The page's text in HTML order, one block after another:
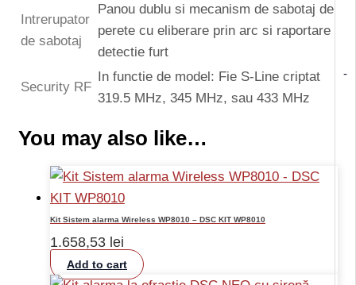
-
Intrerupator
de sabotaj
Panou dublu si mecanism de sabotaj de
perete cu eliberare prin arc si raportare
detectie furt
Security RF
In functie de model: Fie S-Line criptat
319.5 MHz, 345 MHz, sau 433 MHz
You may also like…
Kit Sistem alarma Wireless WP8010 – DSC KIT WP8010
1.658,53 lei
Add to cart